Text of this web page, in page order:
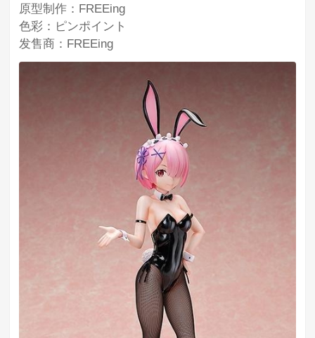
原型制作：FREEing
色彩：ピンポイント
发售商：FREEing